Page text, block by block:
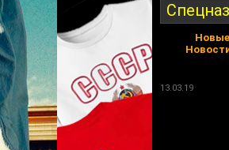
Новые
13.03.19